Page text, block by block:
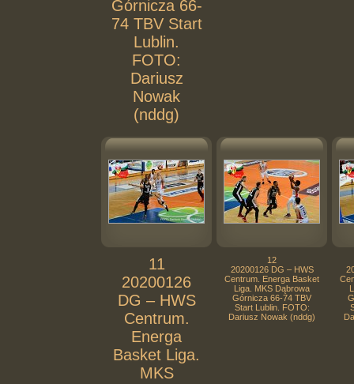
Górnicza 66-
74 TBV Start
Lublin.
FOTO:
Dariusz
Nowak
(nddg)
11
20200126
DG – HWS
Centrum.
Energa
Basket Liga.
MKS
12
20200126 DG – HWS
Centrum. Energa Basket
Liga. MKS Dąbrowa
Górnicza 66-74 TBV
Start Lublin. FOTO:
Dariusz Nowak (nddg)